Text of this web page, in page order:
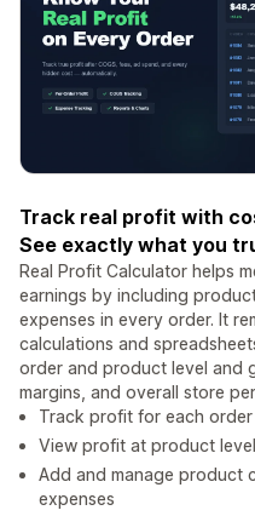
Track real profit with
See exactly what you
Real Profit Calculator helps
earnings by including
expenses in every order. It
calculations and
order and product level and
margins, and overall store
Track profit for each
View profit at product
Add and manage product
expenses